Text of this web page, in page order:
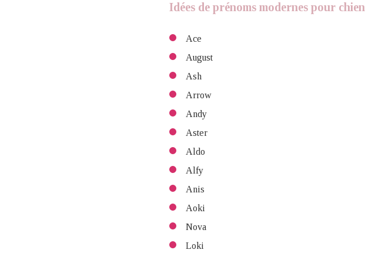
Idées de prénoms modernes pour chien
Ace
August
Ash
Arrow
Andy
Aster
Aldo
Alfy
Anis
Aoki
Nova
Loki